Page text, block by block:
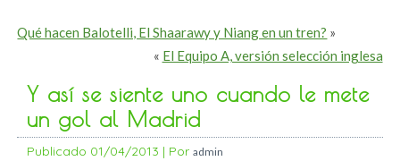
Qué hacen Balotelli, El Shaarawy y Niang en un tren? »
« El Equipo A, versión selección inglesa
Y así se siente uno cuando le mete
un gol al Madrid
Publicado 01/04/2013 | Por admin